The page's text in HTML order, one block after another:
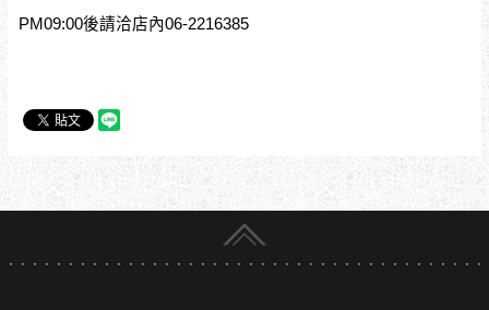
PM09:00後請洽店內06-2216385